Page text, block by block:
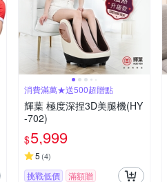
消費滿萬★送500超贈點
輝葉 極度深捏3D美腿機(HY
-702)
$5,999
5 (4)
挑戰低價 滿額贈